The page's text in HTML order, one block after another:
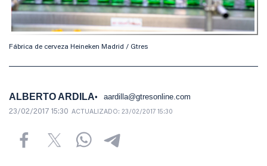
Fábrica de cerveza Heineken Madrid / Gtres
ALBERTO ARDILA aardilla@gtresonline.com
23/02/2017 15:30 ACTUALIZADO: 23/02/2017 15:30